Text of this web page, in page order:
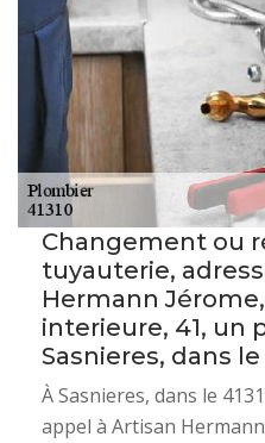
Changement ou
tuyauterie,
Hermann
interieure, 41, un
Sasnieres, dans le
À Sasnieres, dans le
appel à Artisan